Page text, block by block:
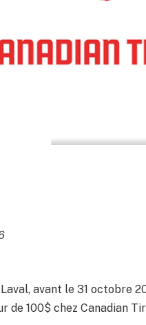
avant le 31 octobre
de 100$ chez Canadian